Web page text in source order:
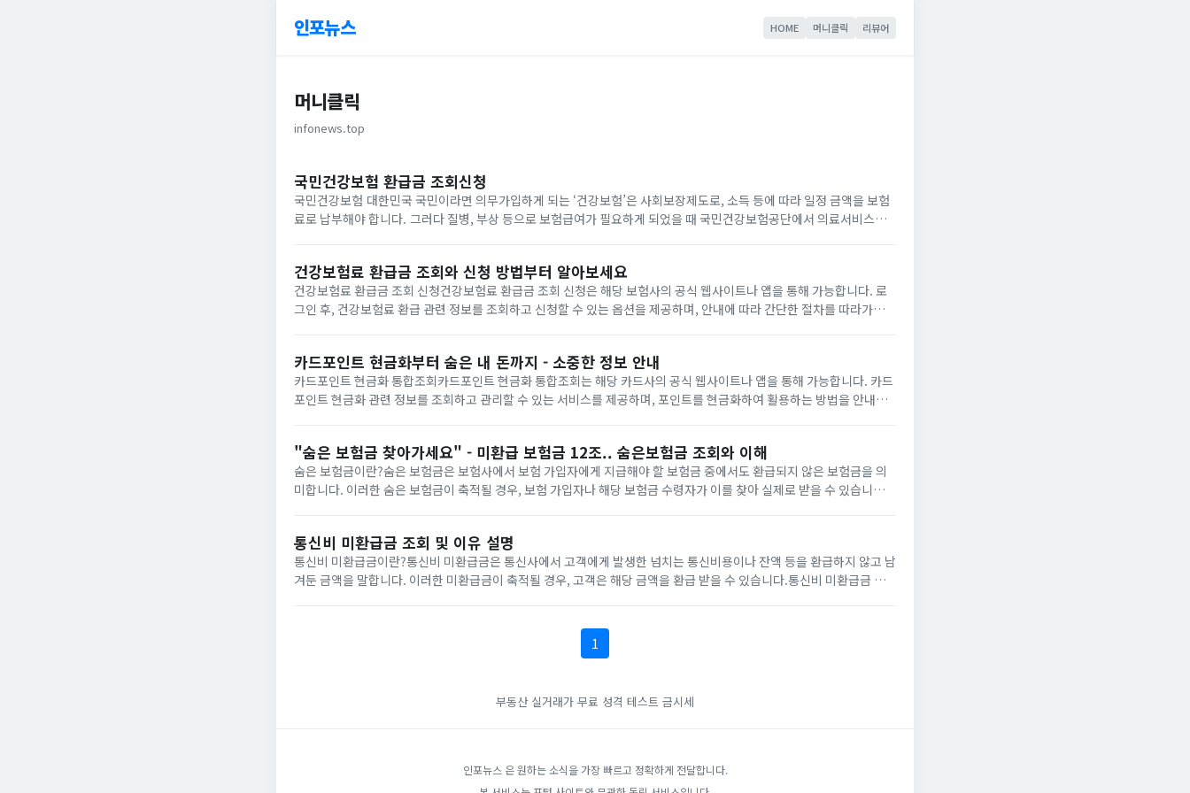
인포뉴스 HOME 머니클릭 리뷰어
머니클릭
infonews.top
국민건강보험 환급금 조회신청
국민건강보험 대한민국 국민이라면 의무가입하게 되는 ‘건강보험’은 사회보장제도로, 소득 등에 따라 일정 금액을 보험
료로 납부해야 합니다. 그러다 질병, 부상 등으로 보험급여가 필요하게 되었을 때 국민건강보험공단에서 의료서비스를
건강보험료 환급금 조회와 신청 방법부터 알아보세요
건강보험료 환급금 조회 신청건강보험료 환급금 조회 신청은 해당 보험사의 공식 웹사이트나 앱을 통해 가능합니다. 로
그인 후, 건강보험료 환급 관련 정보를 조회하고 신청할 수 있는 옵션을 제공하며, 안내에 따라 간단한 절차를 따라가면
카드포인트 현금화부터 숨은 내 돈까지 - 소중한 정보 안내
카드포인트 현금화 통합조회카드포인트 현금화 통합조회는 해당 카드사의 공식 웹사이트나 앱을 통해 가능합니다. 카드
포인트 현금화 관련 정보를 조회하고 관리할 수 있는 서비스를 제공하며, 포인트를 현금화하여 활용하는 방법을 안내합
"숨은 보험금 찾아가세요" - 미환급 보험금 12조.. 숨은보험금 조회와 이해
숨은 보험금이란?숨은 보험금은 보험사에서 보험 가입자에게 지급해야 할 보험금 중에서도 환급되지 않은 보험금을 의
미합니다. 이러한 숨은 보험금이 축적될 경우, 보험 가입자나 해당 보험금 수령자가 이를 찾아 실제로 받을 수 있습니
통신비 미환급금 조회 및 이유 설명
통신비 미환급금이란?통신비 미환급금은 통신사에서 고객에게 발생한 넘치는 통신비용이나 잔액 등을 환급하지 않고 남
겨둔 금액을 말합니다. 이러한 미환급금이 축적될 경우, 고객은 해당 금액을 환급 받을 수 있습니다.통신비 미환급금 조
1
부동산 실거래가 무료 성격 테스트 금시세
인포뉴스 은 원하는 소식을 가장 빠르고 정확하게 전달합니다.